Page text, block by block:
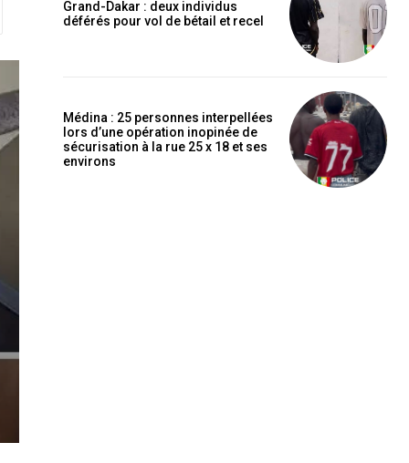
Grand-Dakar : deux individus
déférés pour vol de bétail et recel
Médina : 25 personnes interpellées
lors d’une opération inopinée de
sécurisation à la rue 25 x 18 et ses
environs